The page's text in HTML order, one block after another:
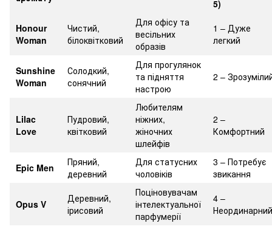
5)
Honour
Woman
Чистий,
білоквітковий
Для офісу та
весільних
образів
1 – Дуже
легкий
Sunshine
Woman
Солодкий,
сонячний
Для прогулянок
та підняття
настрою
2 –
Lilac
Love
Пудровий,
квітковий
Любителям
ніжних,
жіночних
шлейфів
2 –
Комфортний
Epic Men
Пряний,
деревний
Для статусних
чоловіків
3 – Потребує
звикання
Opus V
Деревний,
ірисовий
Поціновувачам
інтелектуальної
парфумерії
4 –
Неординарний